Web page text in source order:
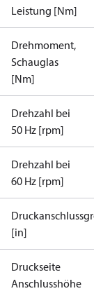
Leistung [Nm]
Drehmoment,
Schauglas
[Nm]
Drehzahl bei
50 Hz [rpm]
Drehzahl bei
60 Hz [rpm]
[in]
Druckseite
Anschlusshöhe